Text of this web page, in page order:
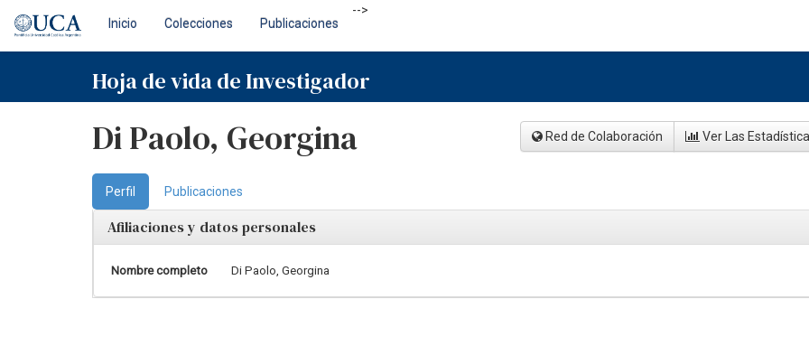
navigation
Inicio Colecciones Publicaciones
-->
Hoja de vida de Investigador
Di Paolo, Georgina Red de Colaboración Ver Las
Perfil Publicaciones
Afiliaciones y datos personales
Nombre completo Di Paolo, Georgina